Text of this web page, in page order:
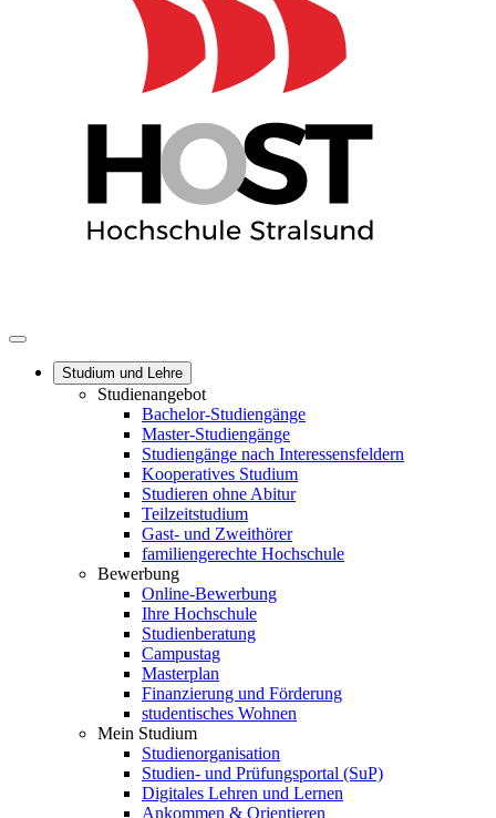
Studium und Lehre
Studienangebot
Bachelor-Studiengänge
Master-Studiengänge
Studiengänge nach Interessensfeldern
Kooperatives Studium
Studieren ohne Abitur
Teilzeitstudium
Gast- und Zweithörer
familiengerechte Hochschule
Bewerbung
Online-Bewerbung
Ihre Hochschule
Studienberatung
Campustag
Masterplan
Finanzierung und Förderung
studentisches Wohnen
Mein Studium
Studienorganisation
Studien- und Prüfungsportal (SuP)
Digitales Lehren und Lernen
Ankommen & Orientieren